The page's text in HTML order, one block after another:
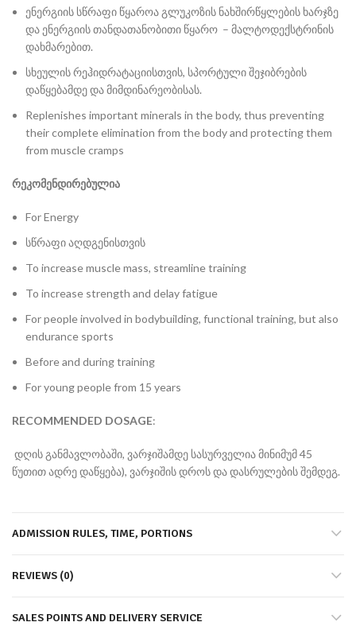
ენერგიის სწრაფი წყაროა გლუკოზის ნახშირწყლების ხარჯზე
და ენერგიის თანდათანობითი წყარო – მალტოდექსტრინის
დახმარებით.
სხეულის რეჰიდრატაციისთვის, სპორტული შეჯიბრების
დაწყებამდე და მიმდინარეობისას.
Replenishes important minerals in the body, thus preventing
their complete elimination from the body and protecting them
from muscle cramps
რეკომენდირებულია
For Energy
სწრაფი აღდგენისთვის
To increase muscle mass, streamline training
To increase strength and delay fatigue
For people involved in bodybuilding, functional training, but also
endurance sports
Before and during training
For young people from 15 years
RECOMMENDED DOSAGE:
დღის განმავლობაში, ვარჯიშამდე სასურველია მინიმუმ 45
წუთით ადრე დაწყება), ვარჯიშის დროს და დასრულების შემდეგ.
ADMISSION RULES, TIME, PORTIONS
REVIEWS (0)
SALES POINTS AND DELIVERY SERVICE